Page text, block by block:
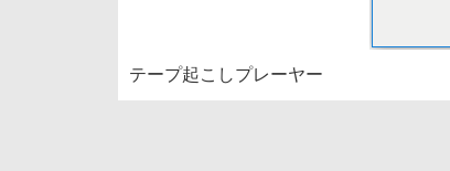
テープ起こしプレーヤー